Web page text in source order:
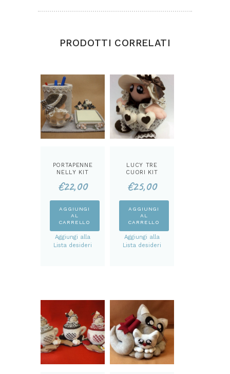
PRODOTTI CORRELATI
PORTAPENNE
NELLY KIT
€22,00
AGGIUNGI
AL
CARRELLO
Aggiungi alla
Lista desideri
LUCY TRE
CUORI KIT
€25,00
AGGIUNGI
AL
CARRELLO
Aggiungi alla
Lista desideri